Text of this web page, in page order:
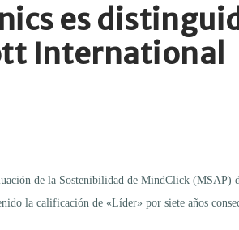
es
International
de la Sostenibilidad de MindClick
la calificación de «Líder» por siete años